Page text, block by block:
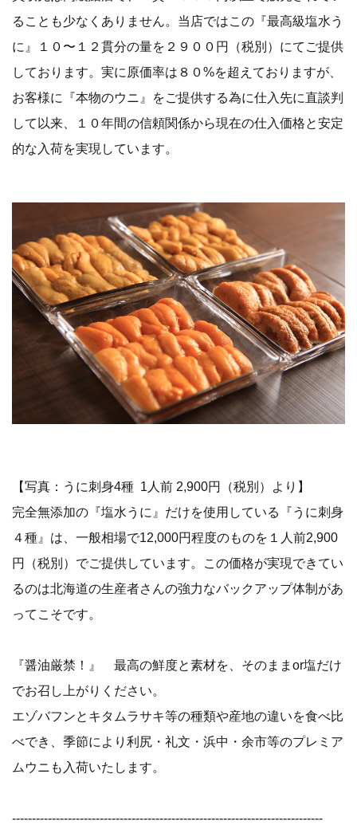
ることも少なくありません。当店ではこの『最高級塩水う
に』１０〜１２貫分の量を２９００円（税別）にてご提供
しております。実に原価率は８０%を超えておりますが、
お客様に『本物のウニ』をご提供する為に仕入先に直談判
して以来、１０年間の信頼関係から現在の仕入価格と安定
的な入荷を実現しています。
【写真：うに刺身4種 1人前 2,900円（税別）より】
完全無添加の『塩水うに』だけを使用している『うに刺身
４種』は、一般相場で12,000円程度のものを１人前2,900
円（税別）でご提供しています。この価格が実現できてい
るのは北海道の生産者さんの強力なバックアップ体制があ
ってこそです。
『醤油厳禁！』 最高の鮮度と素材を、そのままor塩だけ
でお召し上がりください。
エゾバフンとキタムラサキ等の種類や産地の違いを食べ比
べでき、季節により利尻・礼文・浜中・余市等のプレミア
ムウニも入荷いたします。
------------------------------------------------------------------------------